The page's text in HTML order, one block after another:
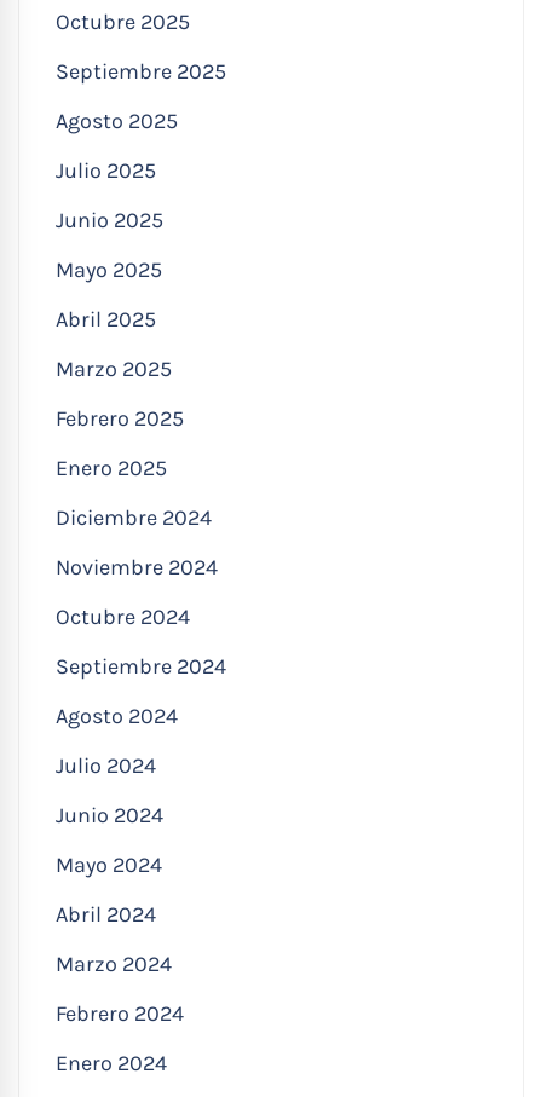
Octubre 2025
Septiembre 2025
Agosto 2025
Julio 2025
Junio 2025
Mayo 2025
Abril 2025
Marzo 2025
Febrero 2025
Enero 2025
Diciembre 2024
Noviembre 2024
Octubre 2024
Septiembre 2024
Agosto 2024
Julio 2024
Junio 2024
Mayo 2024
Abril 2024
Marzo 2024
Febrero 2024
Enero 2024